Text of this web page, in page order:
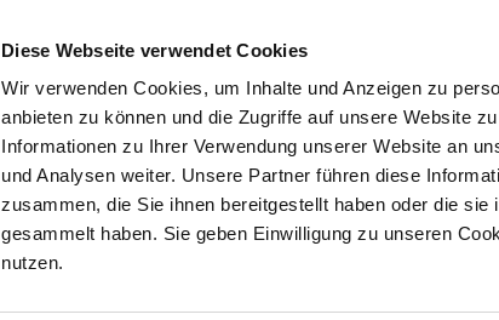
Diese Webseite verwendet Cookies
Wir verwenden Cookies, um Inhalte und Anzeigen zu
anbieten zu können und die Zugriffe auf unsere Website
Informationen zu Ihrer Verwendung unserer Website an
und Analysen weiter. Unsere Partner führen diese
zusammen, die Sie ihnen bereitgestellt haben oder die
gesammelt haben. Sie geben Einwilligung zu unseren
nutzen.